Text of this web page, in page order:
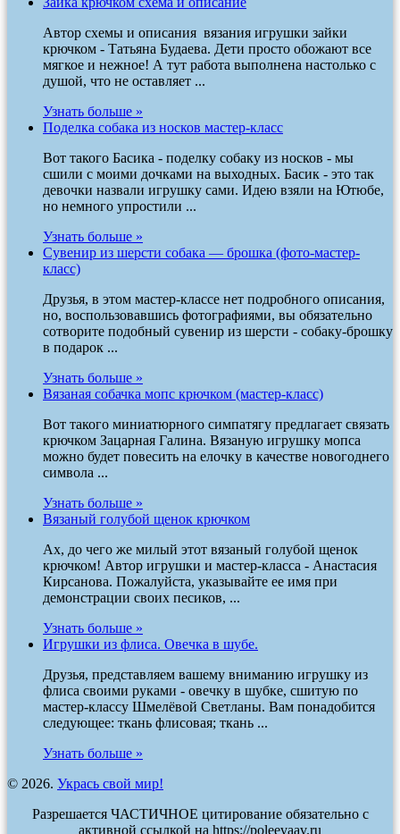
Автор схемы и описания вязания игрушки зайки
крючком - Татьяна Будаева. Дети просто обожают все
мягкое и нежное! А тут работа выполнена настолько с
душой, что не оставляет ...
Узнать больше »
Поделка собака из носков мастер-класс
Вот такого Басика - поделку собаку из носков - мы
сшили с моими дочками на выходных. Басик - это так
девочки назвали игрушку сами. Идею взяли на Ютюбе,
но немного упростили ...
Узнать больше »
Сувенир из шерсти собака — брошка (фото-мастер-
класс)
Друзья, в этом мастер-классе нет подробного описания,
но, воспользовавшись фотографиями, вы обязательно
сотворите подобный сувенир из шерсти - собаку-брошку
в подарок ...
Узнать больше »
Вязаная собачка мопс крючком (мастер-класс)
Вот такого миниатюрного симпатягу предлагает связать
крючком Зацарная Галина. Вязаную игрушку мопса
можно будет повесить на елочку в качестве новогоднего
символа ...
Узнать больше »
Вязаный голубой щенок крючком
Ах, до чего же милый этот вязаный голубой щенок
крючком! Автор игрушки и мастер-класса - Анастасия
Кирсанова. Пожалуйста, указывайте ее имя при
демонстрации своих песиков, ...
Узнать больше »
Игрушки из флиса. Овечка в шубе.
Друзья, представляем вашему вниманию игрушку из
флиса своими руками - овечку в шубке, сшитую по
мастер-классу Шмелёвой Светланы. Вам понадобится
следующее: ткань флисовая; ткань ...
Узнать больше »
© 2026. Укрась свой мир!
Разрешается ЧАСТИЧНОЕ цитирование обязательно с
активной ссылкой на https://poleevaav.ru